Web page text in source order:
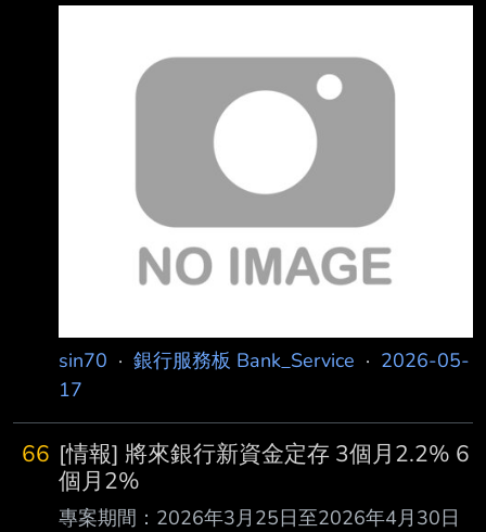
79fa657-cfa1-4412-9ab0-b4170071c6b9
50元數位券第一波 活動期間：自民國(以下
同)115年5月15日起至115年7月31日止。 活動
對象：至臺灣土地銀行(以下簡稱本行)實體ATM
完成跨行無卡提款(含使用序號及 QRCODE)交易
（以下簡稱跨行無卡提款交易）之用戶(不限本
行客戶，以下
sin70 · 銀行服務板 Bank_Service · 2026-05-
17
66 [情報] 將來銀行新資金定存 3個月2.2% 6
個月2%
專案期間：2026年3月25日至2026年4月30日